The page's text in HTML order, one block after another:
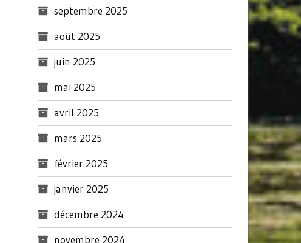
septembre 2025
août 2025
juin 2025
mai 2025
avril 2025
mars 2025
février 2025
janvier 2025
décembre 2024
novembre 2024